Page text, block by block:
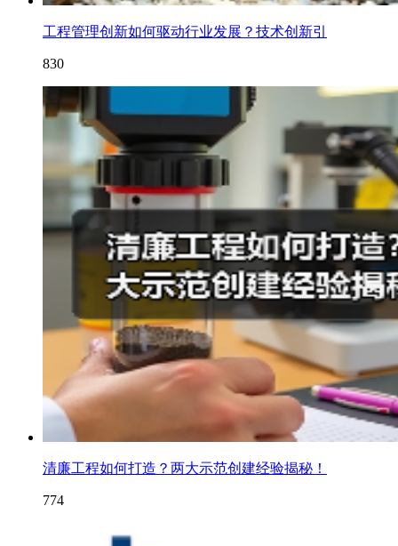
工程管理创新如何驱动行业发展？技术创新引
830
清廉工程如何打造？两大示范创建经验揭秘！
774